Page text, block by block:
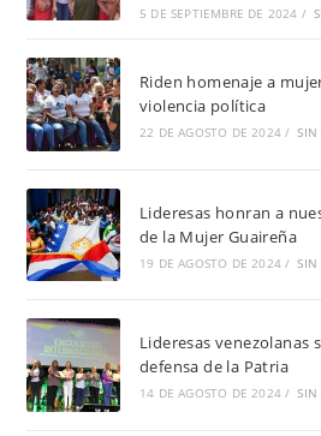
5 DE SEPTIEMBRE DE 2024 /
Riden homenaje a
violencia política
22 DE AGOSTO DE 2024 / SIN
Lideresas honran a
de la Mujer Guaireña
19 DE AGOSTO DE 2024 / SIN
Lideresas venezolanas
defensa de la Patria
14 DE AGOSTO DE 2024 / SIN